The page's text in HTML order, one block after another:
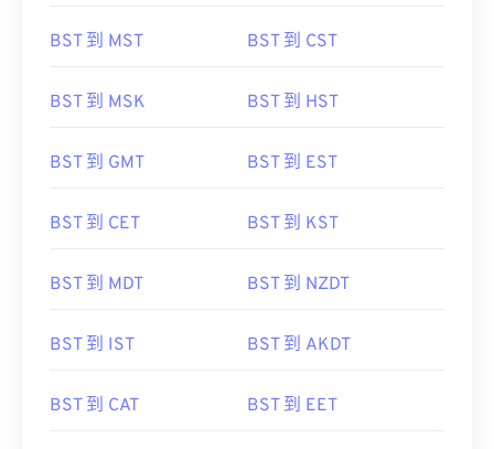
BST 到 MST BST 到 CST
BST 到 MSK BST 到 HST
BST 到 GMT BST 到 EST
BST 到 CET BST 到 KST
BST 到 MDT BST 到 NZDT
BST 到 IST BST 到 AKDT
BST 到 CAT BST 到 EET